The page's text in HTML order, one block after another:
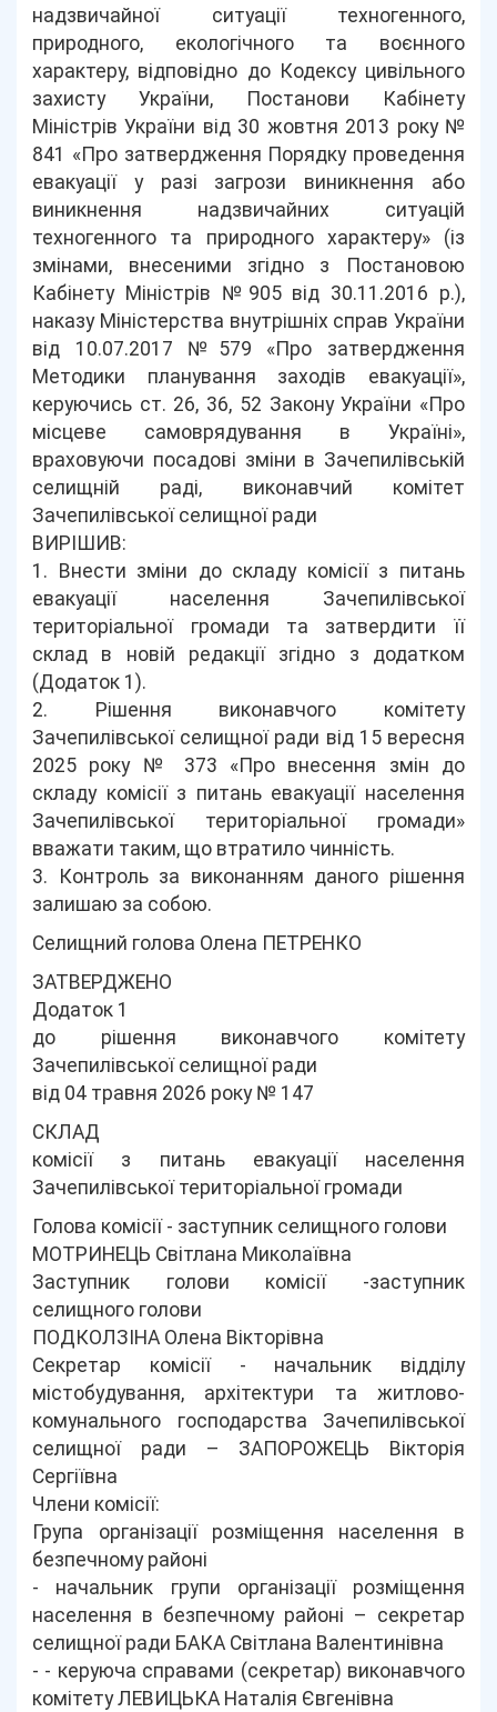
надзвичайної ситуації техногенного,
природного, екологічного та воєнного
характеру, відповідно до Кодексу цивільного
захисту України, Постанови Кабінету
Міністрів України від 30 жовтня 2013 року №
841 «Про затвердження Порядку проведення
евакуації у разі загрози виникнення або
виникнення надзвичайних ситуацій
техногенного та природного характеру» (із
змінами, внесеними згідно з Постановою
Кабінету Міністрів №905 від 30.11.2016 р.),
наказу Міністерства внутрішніх справ України
від 10.07.2017 №579 «Про затвердження
Методики планування заходів евакуації»,
керуючись ст. 26, 36, 52 Закону України «Про
місцеве самоврядування в Україні»,
враховуючи посадові зміни в Зачепилівській
селищній раді, виконавчий комітет
Зачепилівської селищної ради
ВИРІШИВ:
1. Внести зміни до складу комісії з питань
евакуації населення Зачепилівської
територіальної громади та затвердити її
склад в новій редакції згідно з додатком
(Додаток 1).
2. Рішення виконавчого комітету
Зачепилівської селищної ради від 15 вересня
2025 року № 373 «Про внесення змін до
складу комісії з питань евакуації населення
Зачепилівської територіальної громади»
вважати таким, що втратило чинність.
3. Контроль за виконанням даного рішення
залишаю за собою.
Селищний голова Олена ПЕТРЕНКО
ЗАТВЕРДЖЕНО
Додаток 1
до рішення виконавчого комітету
Зачепилівської селищної ради
від 04 травня 2026 року № 147
СКЛАД
комісії з питань евакуації населення
Зачепилівської територіальної громади
Голова комісії - заступник селищного голови
МОТРИНЕЦЬ Світлана Миколаївна
Заступник голови комісії -заступник
селищного голови
ПОДКОЛЗІНА Олена Вікторівна
Секретар комісії - начальник відділу
містобудування, архітектури та житлово-
комунального господарства Зачепилівської
селищної ради – ЗАПОРОЖЕЦЬ Вікторія
Сергіївна
Члени комісії:
Група організації розміщення населення в
безпечному районі
- начальник групи організації розміщення
населення в безпечному районі – секретар
селищної ради БАКА Світлана Валентинівна
- - керуюча справами (секретар) виконавчого
комітету ЛЕВИЦЬКА Наталія Євгенівна